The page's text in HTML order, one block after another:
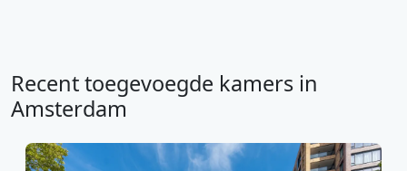
Recent toegevoegde kamers in
Amsterdam